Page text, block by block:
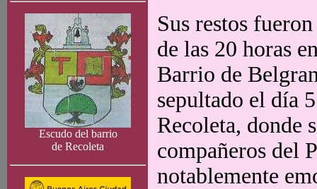
Escudo del barrio
de Recoleta
Sus restos
de las 20 horas
Barrio de
sepultado el día
Recoleta, donde
compañeros del
notablemente